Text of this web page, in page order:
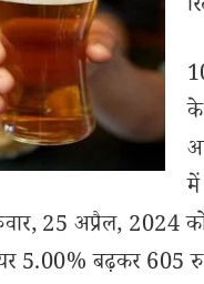
25 अप्रैल,
बढ़कर 605